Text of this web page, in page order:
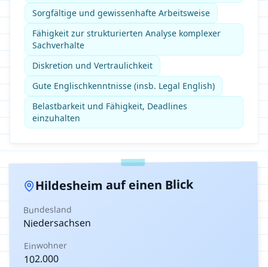
Sorgfältige und gewissenhafte Arbeitsweise
Fähigkeit zur strukturierten Analyse komplexer
Sachverhalte
Diskretion und Vertraulichkeit
Gute Englischkenntnisse (insb. Legal English)
Belastbarkeit und Fähigkeit, Deadlines
einzuhalten
Hildesheim auf einen Blick
Bundesland
Niedersachsen
Einwohner
102.000